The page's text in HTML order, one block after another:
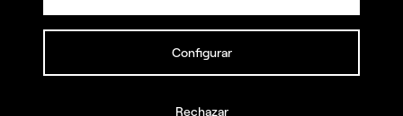
© summa.es Todos los derechos reservados.
Configurar
Rechazar